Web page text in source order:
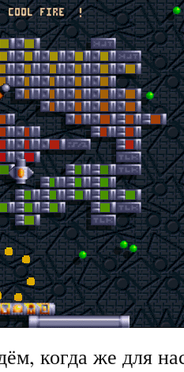
когда же для